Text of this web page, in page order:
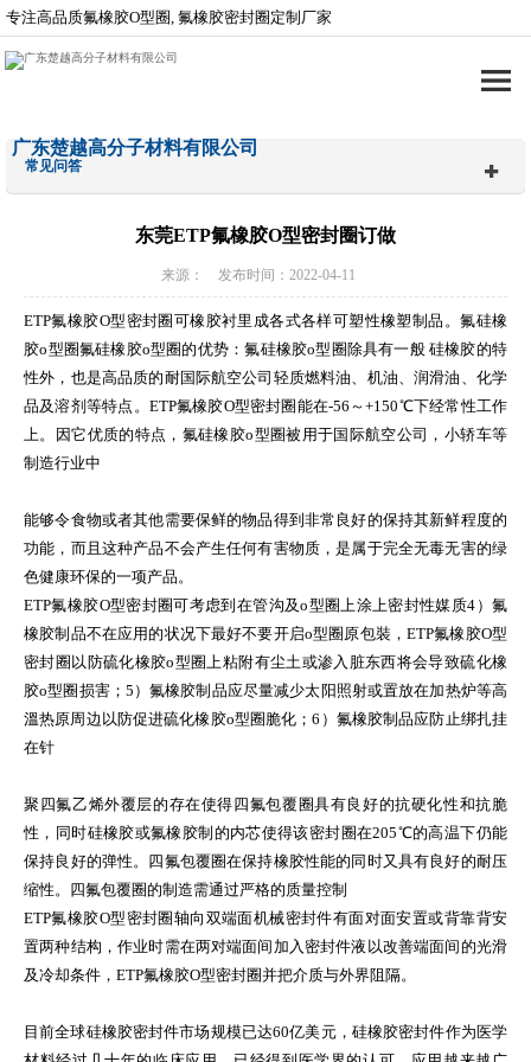
专注高品质氟橡胶O型圈, 氟橡胶密封圈定制厂家
广东楚越高分子材料有限公司
常见问答
东莞ETP氟橡胶O型密封圈订做
来源： 发布时间：2022-04-11
ETP氟橡胶O型密封圈可橡胶衬里成各式各样可塑性橡塑制品。氟硅橡
胶o型圈氟硅橡胶o型圈的优势：氟硅橡胶o型圈除具有一般 硅橡胶的特
性外，也是高品质的耐国际航空公司轻质燃料油、机油、润滑油、化学
品及溶剂等特点。ETP氟橡胶O型密封圈能在-56～+150℃下经常性工作
上。因它优质的特点，氟硅橡胶o型圈被用于国际航空公司，小轿车等
制造行业中
能够令食物或者其他需要保鲜的物品得到非常良好的保持其新鲜程度的
功能，而且这种产品不会产生任何有害物质，是属于完全无毒无害的绿
色健康环保的一项产品。
ETP氟橡胶O型密封圈可考虑到在管沟及o型圈上涂上密封性媒质4）氟
橡胶制品不在应用的状况下最好不要开启o型圈原包裝，ETP氟橡胶O型
密封圈以防硫化橡胶o型圈上粘附有尘土或渗入脏东西将会导致硫化橡
胶o型圈损害；5）氟橡胶制品应尽量减少太阳照射或置放在加热炉等高
溫热原周边以防促进硫化橡胶o型圈脆化；6）氟橡胶制品应防止绑扎挂
在针
聚四氟乙烯外覆层的存在使得四氟包覆圈具有良好的抗硬化性和抗脆
性，同时硅橡胶或氟橡胶制的内芯使得该密封圈在205℃的高温下仍能
保持良好的弹性。四氟包覆圈在保持橡胶性能的同时又具有良好的耐压
缩性。四氟包覆圈的制造需通过严格的质量控制
ETP氟橡胶O型密封圈轴向双端面机械密封件有面对面安置或背靠背安
置两种结构，作业时需在两对端面间加入密封件液以改善端面间的光滑
及冷却条件，ETP氟橡胶O型密封圈并把介质与外界阻隔。
目前全球硅橡胶密封件市场规模已达60亿美元，硅橡胶密封件作为医学